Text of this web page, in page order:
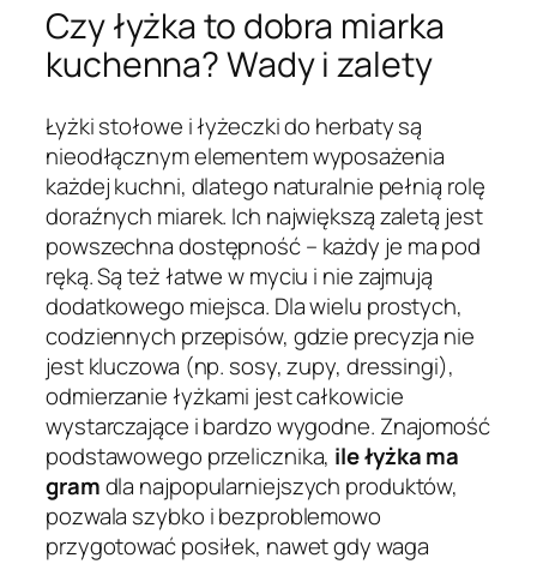
Czy łyżka to dobra miarka
kuchenna? Wady i zalety
Łyżki stołowe i łyżeczki do herbaty są
nieodłącznym elementem wyposażenia
każdej kuchni, dlatego naturalnie pełnią rolę
doraźnych miarek. Ich największą zaletą jest
powszechna dostępność – każdy je ma pod
ręką. Są też łatwe w myciu i nie zajmują
dodatkowego miejsca. Dla wielu prostych,
codziennych przepisów, gdzie precyzja nie
jest kluczowa (np. sosy, zupy, dressingi),
odmierzanie łyżkami jest całkowicie
wystarczające i bardzo wygodne. Znajomość
podstawowego przelicznika, ile łyżka ma
gramdla najpopularniejszych produktów,
pozwala szybko i bezproblemowo
przygotować posiłek, nawet gdy waga